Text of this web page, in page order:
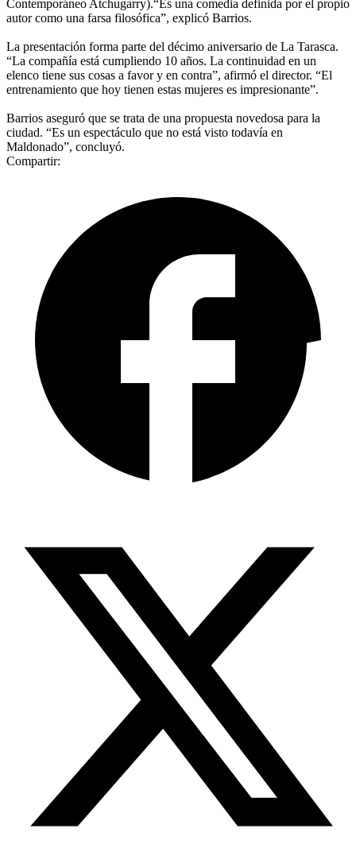
Contemporáneo Atchugarry).“Es una comedia definida por el propio
autor como una farsa filosófica”, explicó Barrios.
La presentación forma parte del décimo aniversario de La Tarasca.
“La compañía está cumpliendo 10 años. La continuidad en un
elenco tiene sus cosas a favor y en contra”, afirmó el director. “El
entrenamiento que hoy tienen estas mujeres es impresionante”.
Barrios aseguró que se trata de una propuesta novedosa para la
ciudad. “Es un espectáculo que no está visto todavía en
Maldonado”, concluyó.
Compartir: